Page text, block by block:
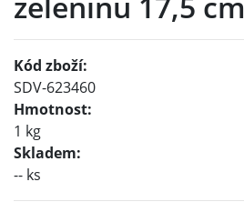
Kód zboží:
SDV-623460
Hmotnost:
1 kg
Skladem:
-- ks